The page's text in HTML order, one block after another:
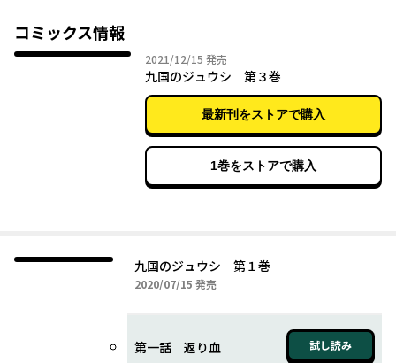
大友家家臣・高橋紹運率いる軍勢700余に対し、対する島津軍は５
万。
この戦いで高橋軍は圧倒的少数にも関わらず、２週間もの長きに
渡り籠城戦を繰り広げたと言われている。
その立役者こそ本作の主人公、十四郎(じゅうしろう)。
森の中で狼に育てられた野生児である。
紹運と十四郎の出会いを描く第１巻。
十四郎は戦のある度、戦場に赴いた。
るが――。
その答えに新しい言説を投げかける、作者の意欲作。
コミックス情報
2021/12/15 2021年12月15日
発売
九国のジュウシ 第３巻
最新刊をストアで購入
1巻をストアで購入
九国のジュウシ 第１巻
2020/07/15 2020年07月15日
発売
第一話 返り血 試し読み